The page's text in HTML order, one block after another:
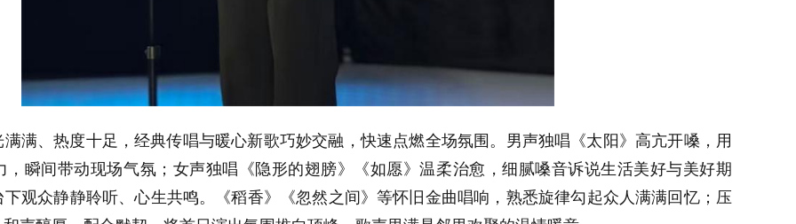
满、热度十足，经典传唱与暖心新歌巧妙交融，快速点燃全场氛围。男声独唱《太阳》高亢开嗓，用
，瞬间带动现场气氛；女声独唱《隐形的翅膀》《如愿》温柔治愈，细腻嗓音诉说生活美好与美好期
观众静静聆听、心生共鸣。《稻香》《忽然之间》等怀旧金曲唱响，熟悉旋律勾起众人满满回忆；压